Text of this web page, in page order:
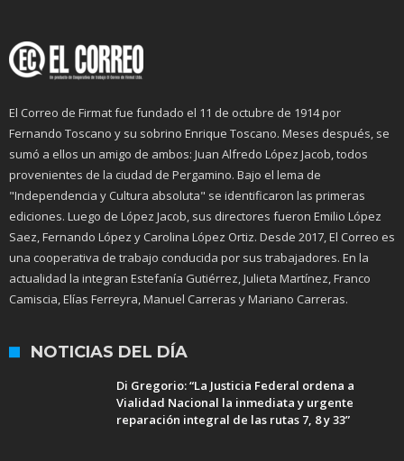
El Correo de Firmat fue fundado el 11 de octubre de 1914 por
Fernando Toscano y su sobrino Enrique Toscano. Meses después, se
sumó a ellos un amigo de ambos: Juan Alfredo López Jacob, todos
provenientes de la ciudad de Pergamino. Bajo el lema de
"Independencia y Cultura absoluta" se identificaron las primeras
ediciones. Luego de López Jacob, sus directores fueron Emilio López
Saez, Fernando López y Carolina López Ortiz. Desde 2017, El Correo es
una cooperativa de trabajo conducida por sus trabajadores. En la
actualidad la integran Estefanía Gutiérrez, Julieta Martínez, Franco
Camiscia, Elías Ferreyra, Manuel Carreras y Mariano Carreras.
NOTICIAS DEL DÍA
Di Gregorio: “La Justicia Federal ordena a
Vialidad Nacional la inmediata y urgente
reparación integral de las rutas 7, 8 y 33”